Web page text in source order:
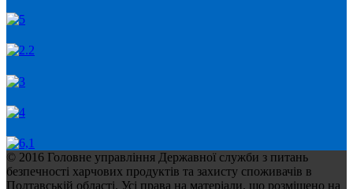
© 2016 Головне управління Державної служби з питань
безпечності харчових продуктів та захисту споживачів в
Полтавській області. Усі права на матеріали, що розміщено на